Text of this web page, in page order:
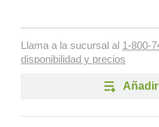
Llama a la sucursal al 1-800-
disponibilidad y precios